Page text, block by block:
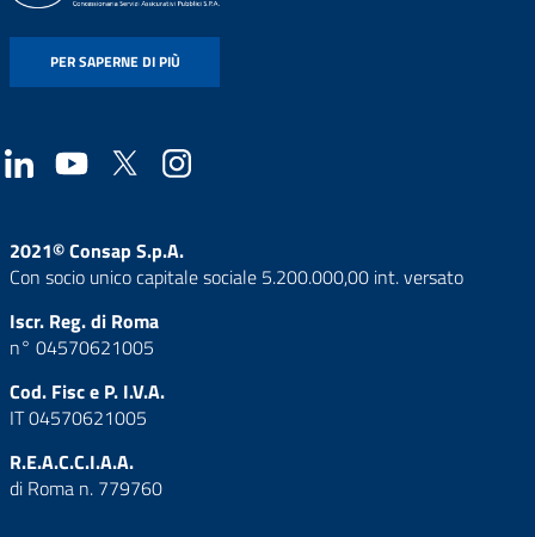
PER SAPERNE DI PIÙ
2021© Consap S.p.A.
Con socio unico capitale sociale 5.200.000,00 int. versato
Iscr. Reg. di Roma
n° 04570621005
Cod. Fisc e P. I.V.A.
IT 04570621005
R.E.A.C.C.I.A.A.
di Roma n. 779760